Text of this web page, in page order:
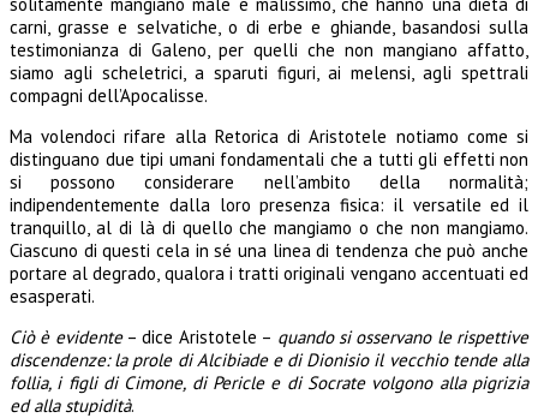
carni, grasse e selvatiche, o di erbe e ghiande, basandosi sulla
testimonianza di Galeno, per quelli che non mangiano affatto,
siamo agli scheletrici, a sparuti figuri, ai melensi, agli spettrali
compagni dell’Apocalisse.
Ma volendoci rifare alla Retorica di Aristotele notiamo come si
distinguano due tipi umani fondamentali che a tutti gli effetti non
si possono considerare nell’ambito della normalità;
indipendentemente dalla loro presenza fisica: il versatile ed il
tranquillo, al di là di quello che mangiamo o che non mangiamo.
Ciascuno di questi cela in sé una linea di tendenza che può anche
portare al degrado, qualora i tratti originali vengano accentuati ed
esasperati.
Ciò è evidente– dice Aristotele – quando si osservano le rispettive
discendenze: la prole di Alcibiade e di Dionisio il vecchio tende alla
follia, i figli di Cimone, di Pericle e di Socrate volgono alla pigrizia
ed alla stupidità.